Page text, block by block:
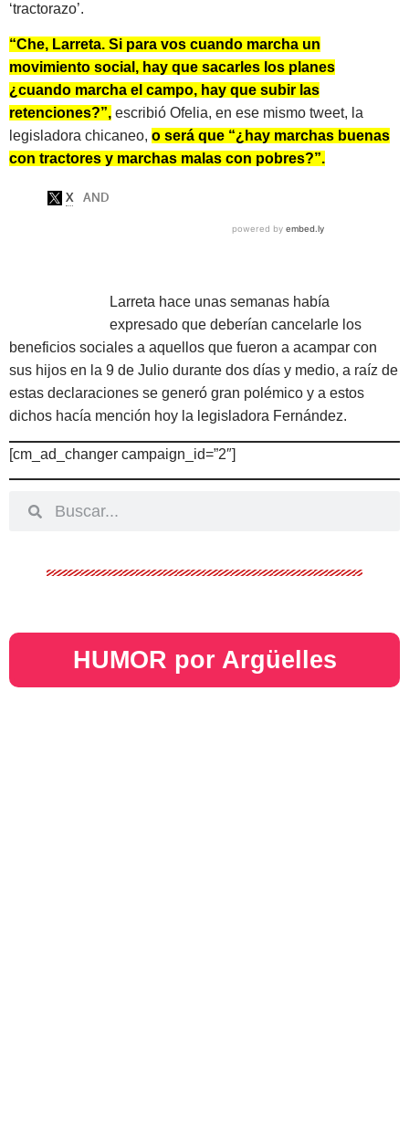
‘tractorazo’.
“Che, Larreta. Si para vos cuando marcha un
movimiento social, hay que sacarles los planes
¿cuando marcha el campo, hay que subir las
retenciones?”, escribió Ofelia, en ese mismo tweet, la
legisladora chicaneo, o será que “¿hay marchas buenas
con tractores y marchas malas con pobres?”.
Larreta hace unas semanas había
expresado que deberían cancelarle los
beneficios sociales a aquellos que fueron a acampar con
sus hijos en la 9 de Julio durante dos días y medio, a raíz de
estas declaraciones se generó gran polémico y a estos
dichos hacía mención hoy la legisladora Fernández.
[cm_ad_changer campaign_id=”2″]
HUMOR por Argüelles​